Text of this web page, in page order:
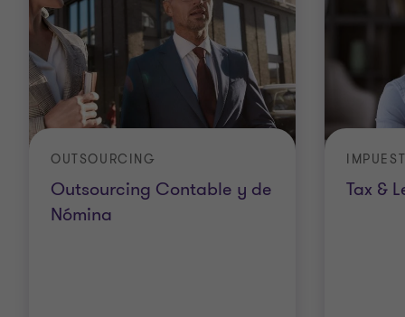
Outsourcing Contable y de
Nómina
OUTSOURCING
Tax &